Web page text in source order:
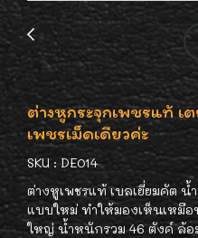
ต่างหูกระจุกเพชรแท้
เพชรเม็ดเดียวค่ะ
SKU : DE014
ต่างหูเพชรแท้ เบลเยี่ยมคัต น้
แบบใหม่ ทำให้มองเห็นเหมือน
ใหญ่ น้ำหนักรวม 46 ตังค์ ล้อ